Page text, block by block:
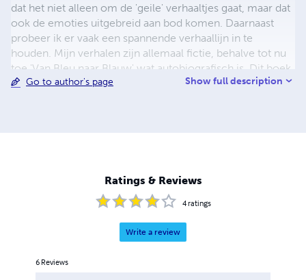
dat het niet alleen om de 'geile' verhaaltjes gaat, maar dat
ook de emoties uitgebreid aan bod komen. Daarnaast
probeer ik er vaak een spannende verhaallijn in te
houden. Mijn verhalen zijn allemaal fictie, behalve tot nu
toe 'Van Bleu naar Blauw' wat autobiografisch is. Dit boek
zal voor mij altijd een warme plek in mijn hart houden.
Go to author's page Show full description
Ratings & Reviews
4ratings
Write a review
6 Reviews